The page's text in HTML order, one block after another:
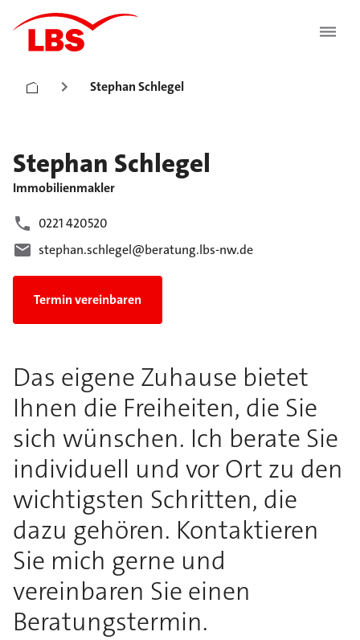
Stephan Schlegel
Stephan Schlegel
Immobilienmakler
0221 420520
stephan.schlegel@beratung.lbs-nw.de
Termin vereinbaren
Das eigene Zuhause bietet
Ihnen die Freiheiten, die Sie
sich wünschen. Ich berate Sie
individuell und vor Ort zu den
wichtigsten Schritten, die
dazu gehören. Kontaktieren
Sie mich gerne und
vereinbaren Sie einen
Beratungstermin.